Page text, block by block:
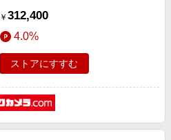
￥ 312,400
4.0%
ストアにすすむ